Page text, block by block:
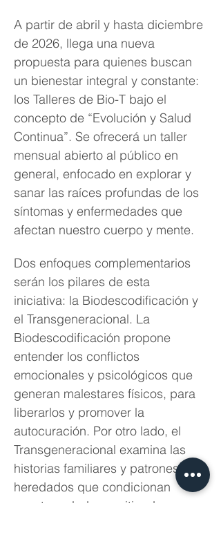
A partir de abril y hasta diciembre
de 2026, llega una nueva
propuesta para quienes buscan
un bienestar integral y constante:
los Talleres de Bio-T bajo el
concepto de “Evolución y Salud
Continua”. Se ofrecerá un taller
mensual abierto al público en
general, enfocado en explorar y
sanar las raíces profundas de los
síntomas y enfermedades que
afectan nuestro cuerpo y mente.
Dos enfoques complementarios
serán los pilares de esta
iniciativa: la Biodescodificación y
el Transgeneracional. La
Biodescodificación propone
entender los conflictos
emocionales y psicológicos que
generan malestares físicos, para
liberarlos y promover la
autocuración. Por otro lado, el
Transgeneracional examina las
historias familiares y patrones
heredados que condicionan
nuestra salud, permitiendo